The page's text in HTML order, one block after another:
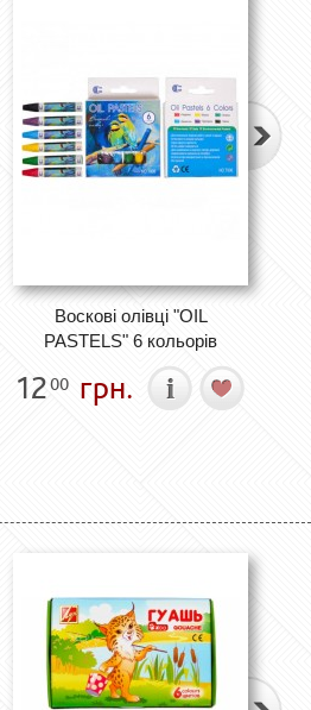
Воскові олівці "OIL
PASTELS" 6 кольорів
1200 грн.